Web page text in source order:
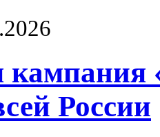
кампания
России